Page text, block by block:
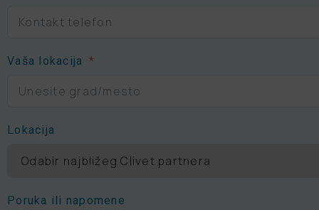
Vaša lokacija
Lokacija
Poruka ili napomene